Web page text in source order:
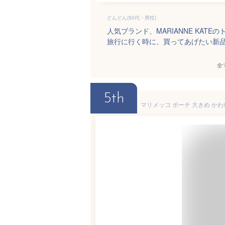
どんどん(50代・男性)
人気ブランド、MARIANNE KATE
旅行に行く時に、買ってあげたい新
全
5th